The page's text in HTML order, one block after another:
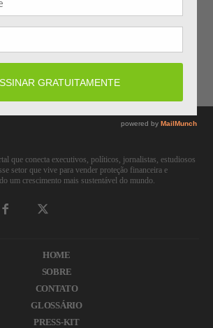
‘AA-’ DO GRUPO GENERALI, COM
Carregar mais
que conecta executivos, políticos, jornalistas, estudiosos
setor que vive para vender proteção financeira e
um crescimento mais sustentável do mundo.
HOME
SOBRE
CONTATO
GLOSSÁRIO
PRESS-KIT